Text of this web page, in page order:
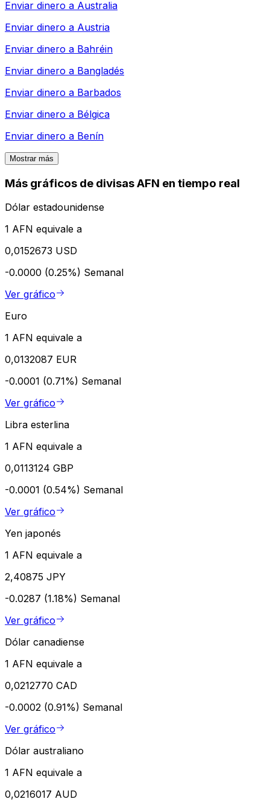
Enviar dinero a Australia
Enviar dinero a Austria
Enviar dinero a Bahréin
Enviar dinero a Bangladés
Enviar dinero a Barbados
Enviar dinero a Bélgica
Enviar dinero a Benín
Mostrar más
Más gráficos de divisas AFN en tiempo real
Dólar estadounidense
1 AFN equivale a
0,0152673 USD
-0.0000 (0.25%) Semanal
Ver gráfico
Euro
1 AFN equivale a
0,0132087 EUR
-0.0001 (0.71%) Semanal
Ver gráfico
Libra esterlina
1 AFN equivale a
0,0113124 GBP
-0.0001 (0.54%) Semanal
Ver gráfico
Yen japonés
1 AFN equivale a
2,40875 JPY
-0.0287 (1.18%) Semanal
Ver gráfico
Dólar canadiense
1 AFN equivale a
0,0212770 CAD
-0.0002 (0.91%) Semanal
Ver gráfico
Dólar australiano
1 AFN equivale a
0,0216017 AUD